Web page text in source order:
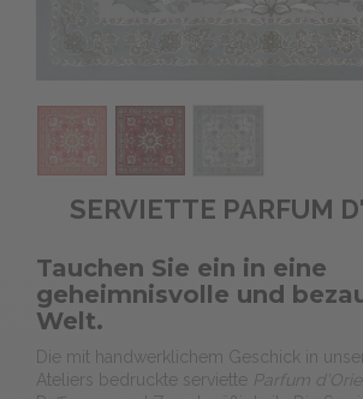
SERVIETTE PARFUM
Tauchen Sie ein in eine
geheimnisvolle und
Welt.
Die mit handwerklichem Geschick in
Ateliers bedruckte serviette Parfum